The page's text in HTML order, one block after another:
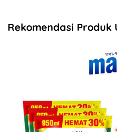
Rekomendasi Produk